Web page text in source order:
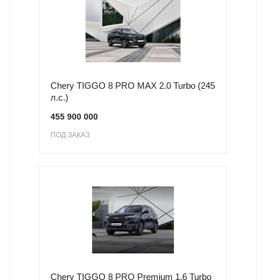
Chery TIGGO 8 PRO MAX 2.0 Turbo (245
л.с.)
455 900 000
ПОД ЗАКАЗ
Chery TIGGO 8 PRO Premium 1.6 Turbo